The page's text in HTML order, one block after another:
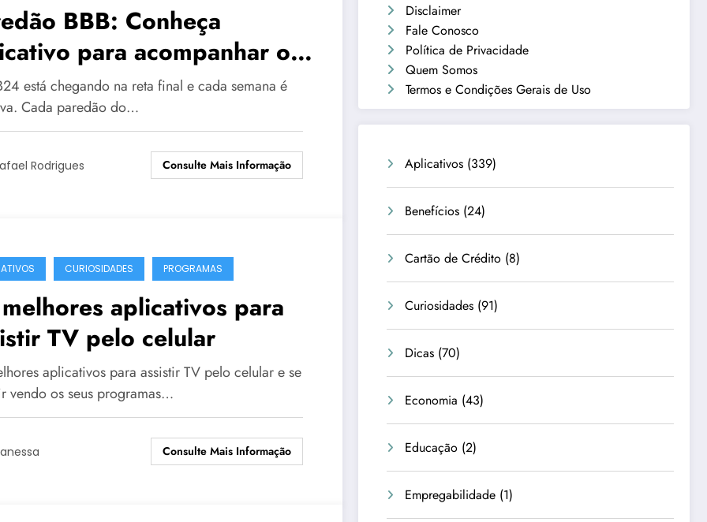
BBB: Conheça
para acompanhar o
está chegando na reta final e cada semana é
Cada paredão do…
Rodrigues Consulte Mais Informação
CURIOSIDADES PROGRAMAS
aplicativos para
TV pelo celular
aplicativos para assistir TV pelo celular e se
vendo os seus programas…
Consulte Mais Informação
Disclaimer
Fale Conosco
Política de Privacidade
Quem Somos
Termos e Condições Gerais de Uso
Aplicativos (339)
Benefícios (24)
Cartão de Crédito (8)
Curiosidades (91)
Dicas (70)
Economia (43)
Educação (2)
Empregabilidade (1)